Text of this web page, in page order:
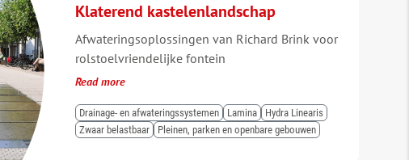
Klaterend kastelenlandschap
Afwateringsoplossingen van Richard Brink voor
rolstoelvriendelijke fontein
Read more
Drainage- en afwateringssystemen Lamina
Hydra Linearis
Zwaar belastbaar
Pleinen, parken en openbare gebouwen